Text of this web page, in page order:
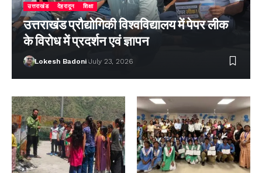
उत्तराखंड देहरादून शिक्षा
उत्तराखंड प्रौद्योगिकी विश्वविद्यालय में पेपर लीक
के विरोध में प्रदर्शन एवं ज्ञापन
Lokesh Badoni July 23, 2026